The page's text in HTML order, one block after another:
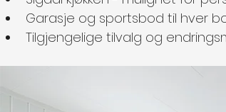
Garasje og sportsbod til hver
Tilgjengelige tilvalg og